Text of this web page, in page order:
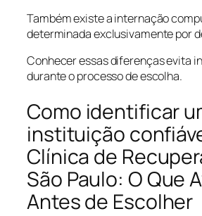
Também existe a internação
determinada exclusivamente por
Conhecer essas diferenças evita
durante o processo de escolha.
Como identificar
instituição
Clínica de
São Paulo: O Que
Antes de Escolher